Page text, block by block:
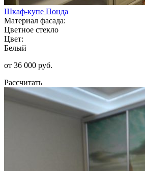
Шкаф-купе Понда
Материал фасада:
Цветное стекло
Цвет:
Белый
от 36 000 руб.
Рассчитать